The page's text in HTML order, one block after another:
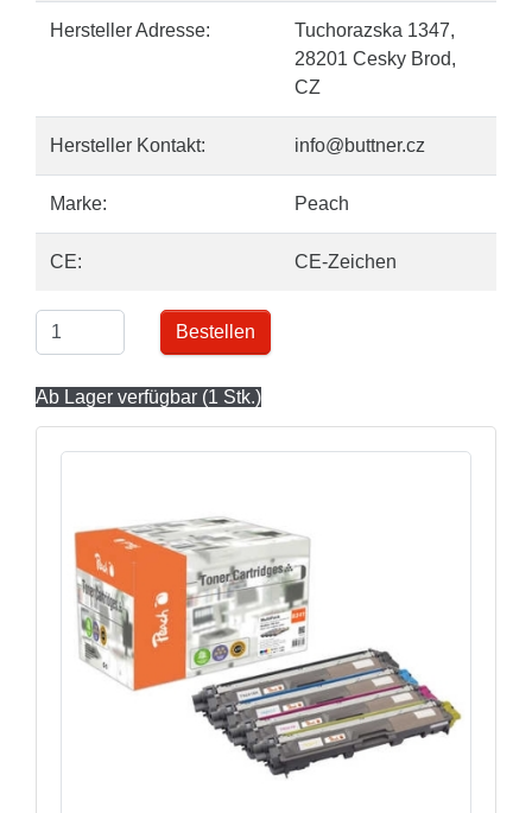
Hersteller Adresse:
Tuchorazska 1347,
28201 Cesky Brod,
CZ
Hersteller Kontakt: info@buttner.cz
Marke: Peach
CE: CE-Zeichen
Bestellen
Ab Lager verfügbar (1 Stk.)